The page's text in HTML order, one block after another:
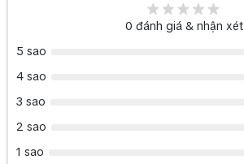
0 đánh giá & nhận xét
5 sao
4 sao
3 sao
2 sao
1 sao